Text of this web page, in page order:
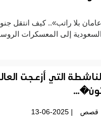
بلا راتب».. كيف انتقل
إلى المعسكرات
التي أزعجت
قصص | 13-06-2025